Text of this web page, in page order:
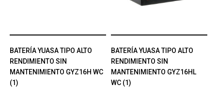
BATERÍA YUASA TIPO ALTO
RENDIMIENTO SIN
MANTENIMIENTO GYZ16H WC
(1)
BATERÍA YUASA TIPO ALTO
RENDIMIENTO SIN
MANTENIMIENTO GYZ16HL
WC (1)